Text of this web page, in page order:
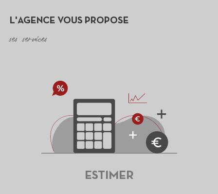
L'AGENCE VOUS PROPOSE
ses services
ESTIMER